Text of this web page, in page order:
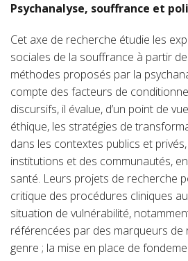
Psychanalyse, souffrance et
Cet axe de recherche étudie les
sociales de la souffrance à partir
méthodes proposés par la
compte des facteurs de
discursifs, il évalue, d’un point de
éthique, les stratégies de
dans les contextes publics et
institutions et des communautés,
santé. Leurs projets de recherche
critique des procédures cliniques
situation de vulnérabilité,
référencées par des marqueurs de
genre ; la mise en place de